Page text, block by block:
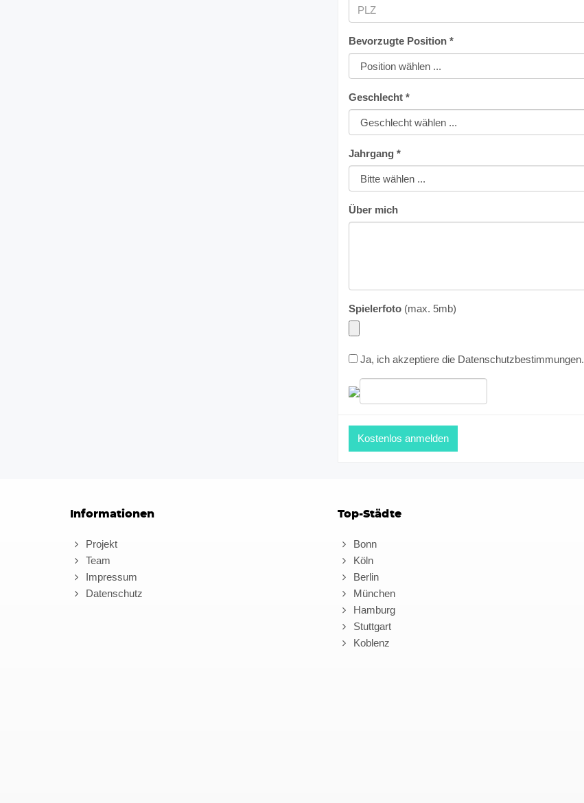
Bevorzugte Position *
Geschlecht *
Jahrgang *
Über mich
Spielerfoto (max. 5mb)
Ja, ich akzeptiere die Datenschutzbestimmungen.
Informationen
Projekt
Team
Impressum
Datenschutz
Top-Städte
Bonn
Köln
Berlin
München
Hamburg
Stuttgart
Koblenz